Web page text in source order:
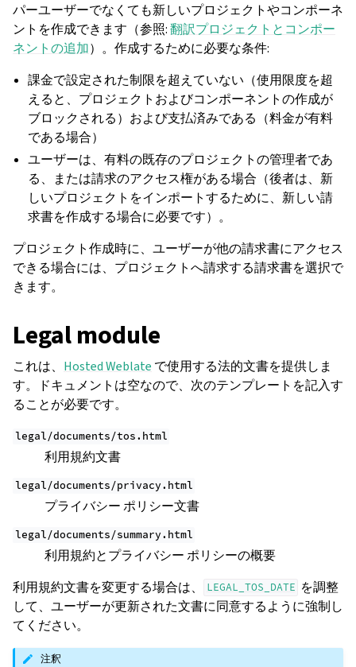
パーユーザーでなくても新しいプロジェクトやコンポーネ
ントを作成できます（参照:翻訳プロジェクトとコンポー
ネントの追加）。作成するために必要な条件:
課金で設定された制限を超えていない（使用限度を超
えると、プロジェクトおよびコンポーネントの作成が
ブロックされる）および支払済みである（料金が有料
である場合）
ユーザーは、有料の既存のプロジェクトの管理者であ
る、または請求のアクセス権がある場合（後者は、新
しいプロジェクトをインポートするために、新しい請
求書を作成する場合に必要です）。
プロジェクト作成時に、ユーザーが他の請求書にアクセス
できる場合には、プロジェクトへ請求する請求書を選択で
きます。
Legal module
これは、 Hosted Weblate で使用する法的文書を提供しま
す。ドキュメントは空なので、次のテンプレートを記入す
ることが必要です。
legal/documents/tos.html
利用規約文書
legal/documents/privacy.html
プライバシー ポリシー文書
legal/documents/summary.html
利用規約とプライバシー ポリシーの概要
利用規約文書を変更する場合は、
LEGAL_TOS_DATE を調整
して、ユーザーが更新された文書に同意するように強制し
てください。
注釈